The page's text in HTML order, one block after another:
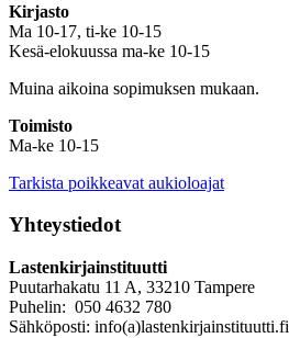
Kirjasto
Ma 10-17, ti-ke 10-15
Kesä-elokuussa ma-ke 10-15
Muina aikoina sopimuksen mukaan.
Toimisto
Ma-ke 10-15
Tarkista poikkeavat aukioloajat
Yhteystiedot
Lastenkirjainstituutti
Puutarhakatu 11 A, 33210 Tampere
Puhelin: 050 4632 780
Sähköposti: info(a)lastenkirjainstituutti.fi